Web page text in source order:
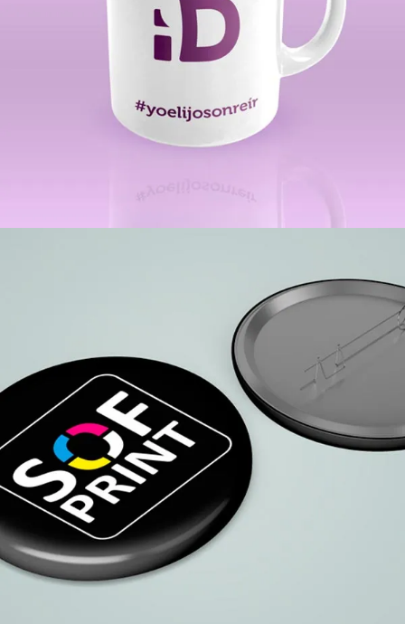
Sublimación
Personalización
Chapas personalizadas
Personalización